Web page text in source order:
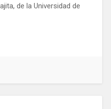
de la Universidad de